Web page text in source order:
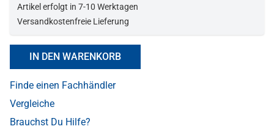
Artikel erfolgt in 7-10 Werktagen
Versandkostenfreie Lieferung
IN DEN WARENKORB
Finde einen Fachhändler
Vergleiche
Brauchst Du Hilfe?